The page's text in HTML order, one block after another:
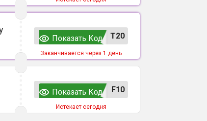
T20
Показать Код
Заканчивается через 1 день
F10
Показать Код
Истекает сегодня